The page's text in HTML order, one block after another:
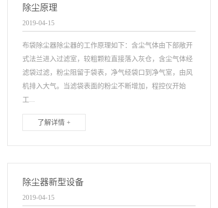
除尘原理
2019-04-15
布袋除尘器除尘器的工作原理如下：含尘气体由下部敞开
式法兰进入过滤室，较粗颗粒直接落入灰仓，含尘气体经
滤袋过滤，粉尘阻留于袋表，净气经袋口到净气室，由风
机排入大气。当滤袋表面的粉尘不断增加，程控仪开始
工...
了解详情 +
除尘器新型设备
2019-04-15